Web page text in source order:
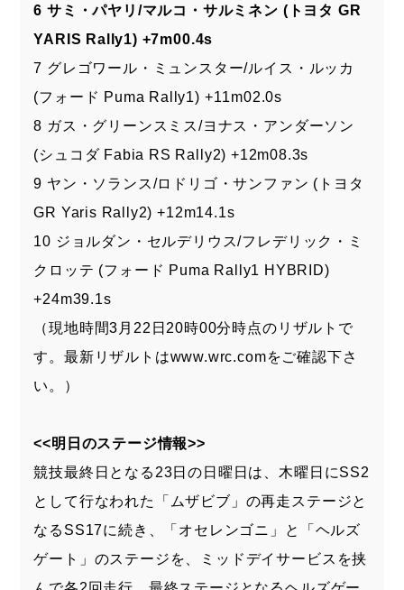
6 サミ・パヤリ/マルコ・サルミネン (トヨタ GR
YARIS Rally1) +7m00.4s
7 グレゴワール・ミュンスター/ルイス・ルッカ
(フォード Puma Rally1) +11m02.0s
8 ガス・グリーンスミス/ヨナス・アンダーソン
(シュコダ Fabia RS Rally2) +12m08.3s
9 ヤン・ソランス/ロドリゴ・サンファン (トヨタ
GR Yaris Rally2) +12m14.1s
10 ジョルダン・セルデリウス/フレデリック・ミ
クロッテ (フォード Puma Rally1 HYBRID)
+24m39.1s
（現地時間3月22日20時00分時点のリザルトで
す。最新リザルトはwww.wrc.comをご確認下さ
い。）
<<明日のステージ情報>>
競技最終日となる23日の日曜日は、木曜日にSS2
として行なわれた「ムザビブ」の再走ステージと
なるSS17に続き、「オセレンゴニ」と「ヘルズ
ゲート」のステージを、ミッドデイサービスを挟